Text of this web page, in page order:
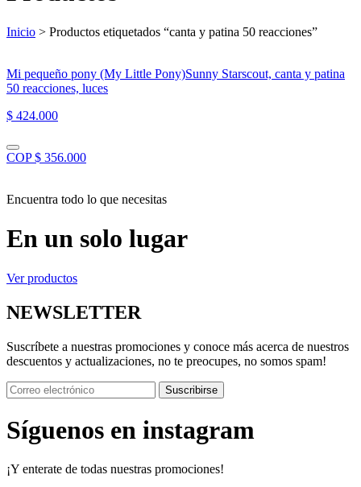
Inicio > Productos etiquetados “canta y patina 50 reacciones”
Mi pequeño pony (My Little Pony)Sunny Starscout, canta y patina
50 reacciones, luces
$ 424.000
COP $ 356.000
Encuentra todo lo que necesitas
En un solo lugar
Ver productos
NEWSLETTER
Suscríbete a nuestras promociones y conoce más acerca de nuestros
descuentos y actualizaciones, no te preocupes, no somos spam!
Suscribirse
Síguenos en instagram
¡Y enterate de todas nuestras promociones!